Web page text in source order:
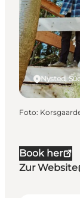
Book her
Zur Website
Nysted,
Foto: